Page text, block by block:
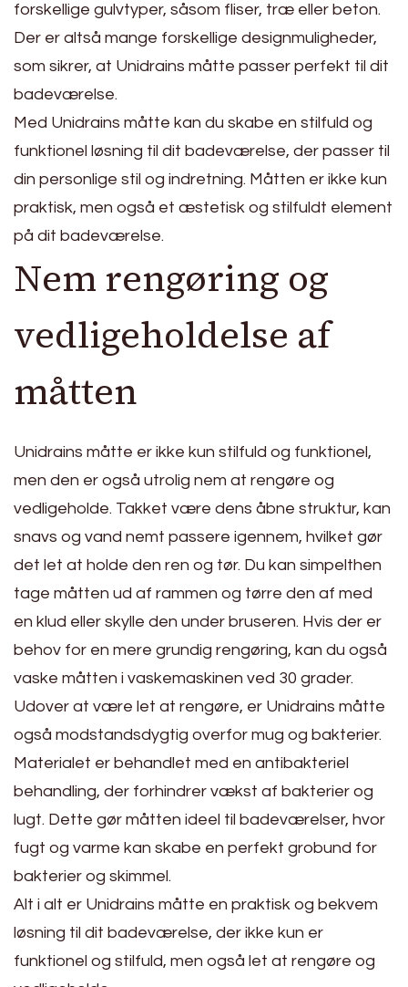
forskellige gulvtyper, såsom fliser, træ eller beton.
Der er altså mange forskellige designmuligheder,
som sikrer, at Unidrains måtte passer perfekt til dit
badeværelse.
Med Unidrains måtte kan du skabe en stilfuld og
funktionel løsning til dit badeværelse, der passer til
din personlige stil og indretning. Måtten er ikke kun
praktisk, men også et æstetisk og stilfuldt element
på dit badeværelse.
Nem rengøring og
vedligeholdelse af
måtten
Unidrains måtte er ikke kun stilfuld og funktionel,
men den er også utrolig nem at rengøre og
vedligeholde. Takket være dens åbne struktur, kan
snavs og vand nemt passere igennem, hvilket gør
det let at holde den ren og tør. Du kan simpelthen
tage måtten ud af rammen og tørre den af med
en klud eller skylle den under bruseren. Hvis der er
behov for en mere grundig rengøring, kan du også
vaske måtten i vaskemaskinen ved 30 grader.
Udover at være let at rengøre, er Unidrains måtte
også modstandsdygtig overfor mug og bakterier.
Materialet er behandlet med en antibakteriel
behandling, der forhindrer vækst af bakterier og
lugt. Dette gør måtten ideel til badeværelser, hvor
fugt og varme kan skabe en perfekt grobund for
bakterier og skimmel.
Alt i alt er Unidrains måtte en praktisk og bekvem
løsning til dit badeværelse, der ikke kun er
funktionel og stilfuld, men også let at rengøre og